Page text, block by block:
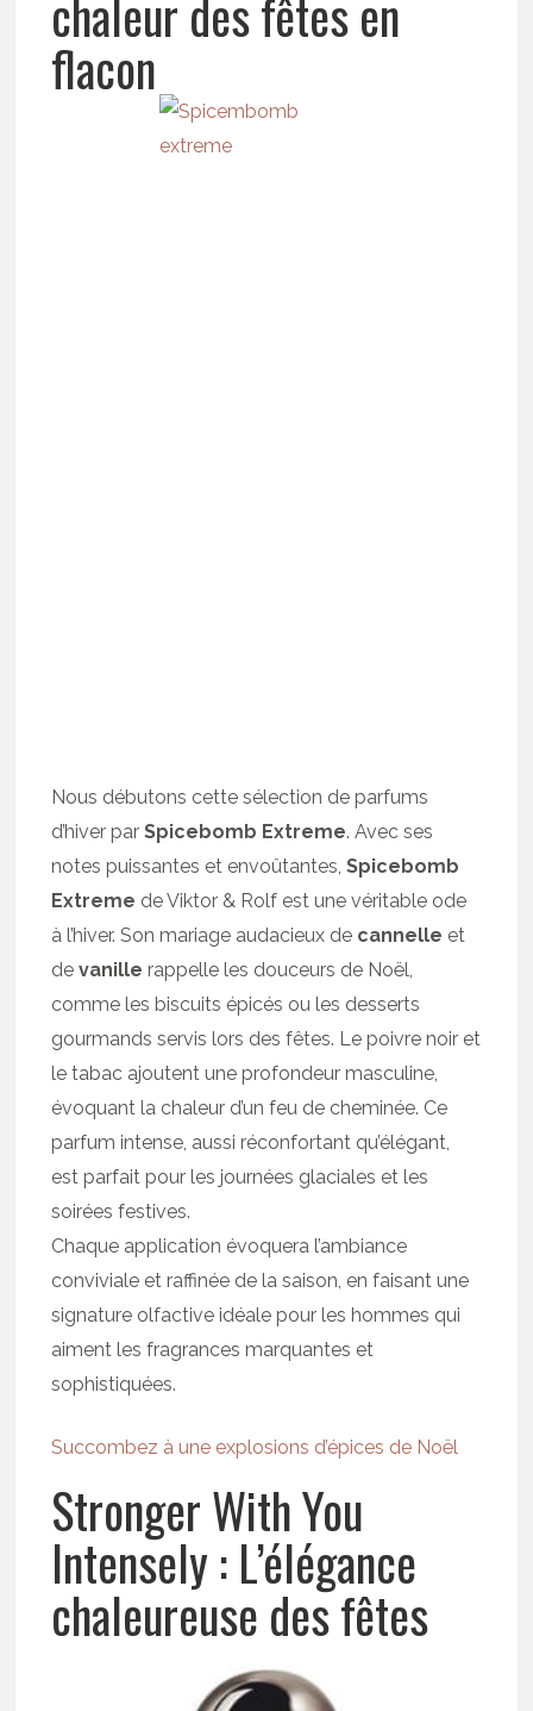
chaleur des fêtes en
flacon
Nous débutons cette sélection de parfums
d’hiver parSpicebomb Extreme. Avec ses
notes puissantes et envoûtantes,Spicebomb
Extreme de Viktor & Rolf est une véritable ode
à l’hiver. Son mariage audacieux de cannelle et
devanille rappelle les douceurs de Noël,
comme les biscuits épicés ou les desserts
gourmands servis lors des fêtes. Le poivre noir et
le tabac ajoutent une profondeur masculine,
évoquant la chaleur d’un feu de cheminée. Ce
parfum intense, aussi réconfortant qu’élégant,
est parfait pour les journées glaciales et les
soirées festives.
Chaque application évoquera l’ambiance
conviviale et raffinée de la saison, en faisant une
signature olfactive idéale pour les hommes qui
aiment les fragrances marquantes et
sophistiquées.
Succombez à une explosions d’épices de Noël
Stronger With You
Intensely : L’élégance
chaleureuse des fêtes